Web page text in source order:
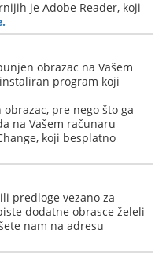
je Adobe Reader, koji
obrazac na Vašem
program koji
pre nego što ga
na Vašem računaru
koji besplatno
predloge vezano za
dodatne obrasce želeli
nam na adresu